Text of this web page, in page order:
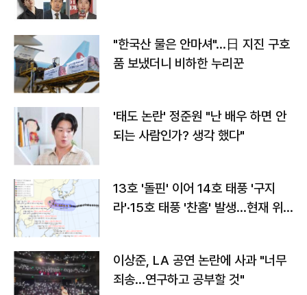
"한국산 물은 안마셔"…日 지진 구호
품 보냈더니 비하한 누리꾼
'태도 논란' 정준원 "난 배우 하면 안
되는 사람인가? 생각 했다"
13호 '돌핀' 이어 14호 태풍 '구지
라'·15호 태풍 '찬홈' 발생…현재 위
이상준, LA 공연 논란에 사과 "너무
죄송…연구하고 공부할 것"